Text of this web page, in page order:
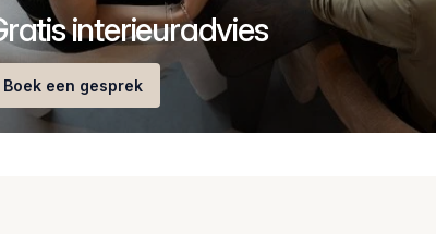
interieuradvies
Boek een gesprek